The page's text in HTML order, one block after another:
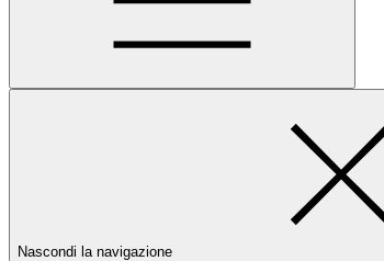
Nascondi la navigazione